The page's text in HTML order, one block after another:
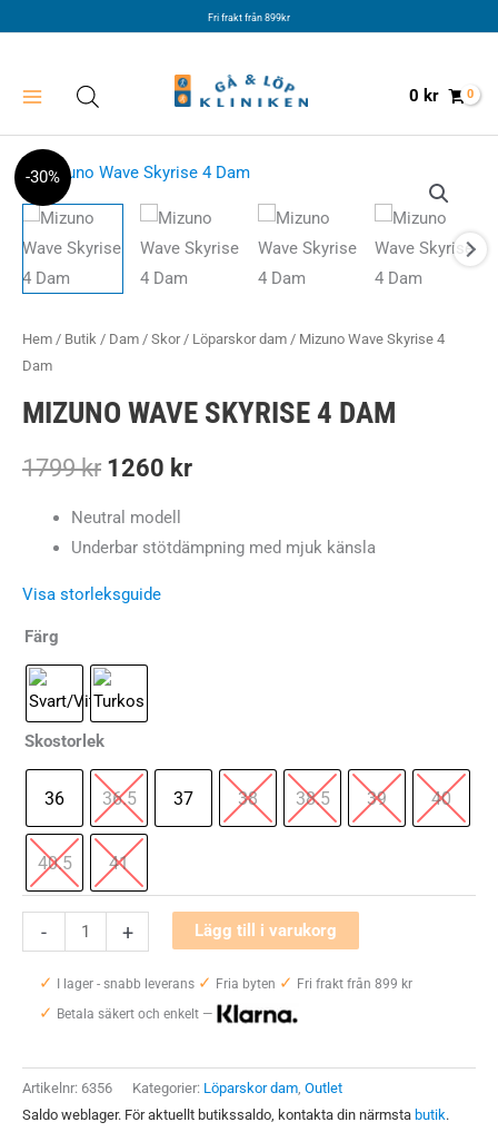
Fri frakt från 899kr
0 kr
-30%
Hem / Butik / Dam / Skor/ Löparskor dam / Mizuno Wave Skyrise 4
Dam
MIZUNO WAVE SKYRISE 4 DAM
1799kr Det
ursprungliga
priset
var:
1260 krDet
priset
Neutral modell
Underbar stötdämpning med mjuk känsla
Visa storleksguide
Färg
Skostorlek
36 36.5 37 38 38.5 39 40
40.5 41
-
Wave
Skyrise
+ Lägg till i varukorg
✓ I lager - snabb leverans ✓ Fria byten ✓ Fri frakt från 899 kr
✓ Betala säkert och enkelt —
Artikelnr: 6356 Kategorier: Löparskor dam, Outlet
Saldo weblager. För aktuellt butikssaldo, kontakta din närmsta butik.